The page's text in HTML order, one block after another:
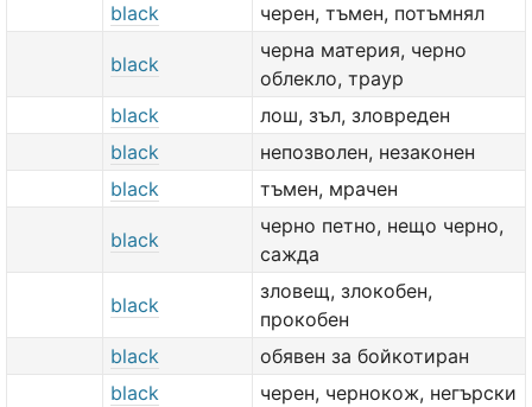
black
черен, тъмен, потъмнял
black
черна материя, черно
облекло, траур
black
лош, зъл, зловреден
black
непозволен, незаконен
black
тъмен, мрачен
black
черно петно, нещо черно,
сажда
black
зловещ, злокобен,
прокобен
black
обявен за бойкотиран
black
черен, чернокож, негърски